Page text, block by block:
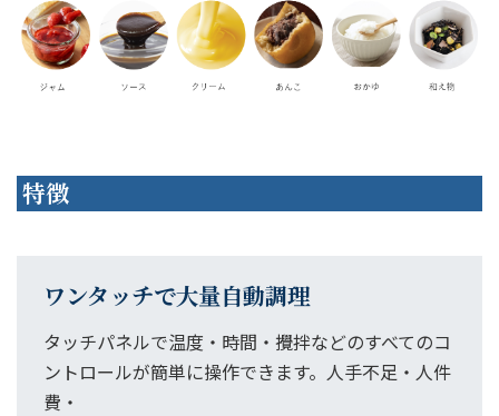
特徴
ワンタッチで大量自動調理
タッチパネルで温度・時間・攪拌などのすべてのコ
ントロールが簡単に操作できます。人手不足・人件
費・